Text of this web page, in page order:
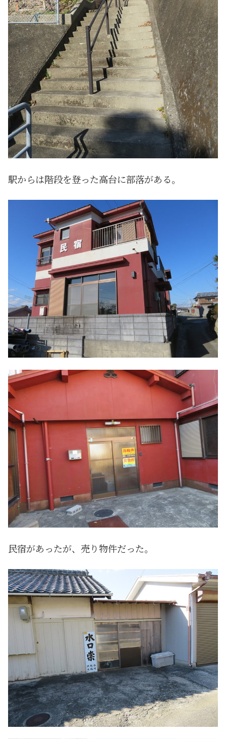
駅からは階段を登った高台に部落がある。
民宿があったが、売り物件だった。